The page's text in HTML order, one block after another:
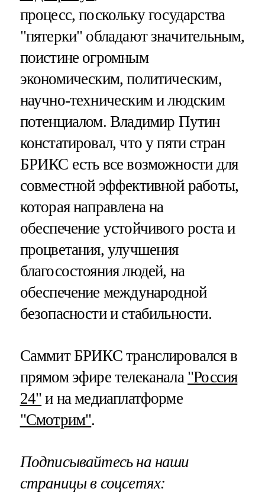
процесс, поскольку государства
"пятерки" обладают значительным,
поистине огромным
экономическим, политическим,
научно-техническим и людским
потенциалом. Владимир Путин
констатировал, что у пяти стран
БРИКС есть все возможности для
совместной эффективной работы,
которая направлена на
обеспечение устойчивого роста и
процветания, улучшения
благосостояния людей, на
обеспечение международной
безопасности и стабильности.
Саммит БРИКС транслировался в
прямом эфире телеканала "Россия
24" и на медиаплатформе
"Смотрим".
Подписывайтесь на наши
страницы в соцсетях: